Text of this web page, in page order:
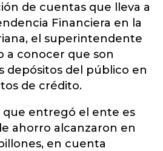
de cuentas que lleva a
Financiera en la
el superintendente
a conocer que son
depósitos del público en
de crédito.
que entregó el ente es
ahorro alcanzaron en
en cuenta